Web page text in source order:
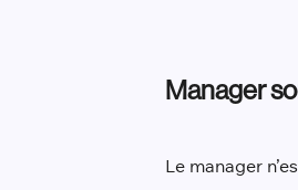
Manager
Le manager